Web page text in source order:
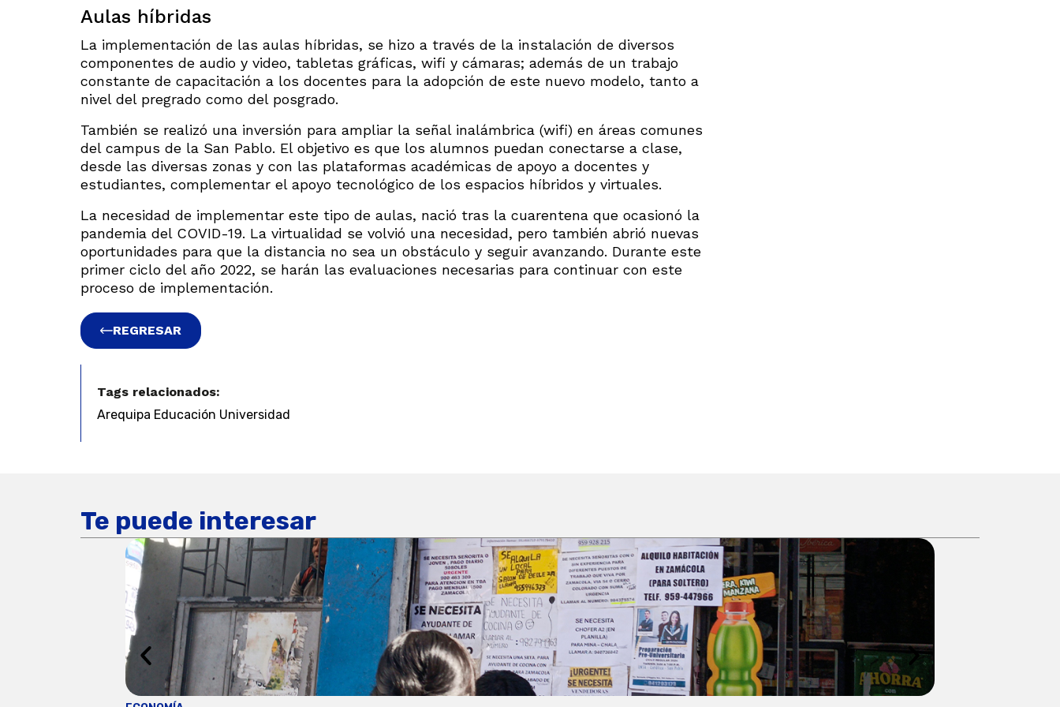
Aulas híbridas
La implementación de las aulas híbridas, se hizo a través de la instalación de diversos
componentes de audio y video, tabletas gráficas, wifi y cámaras; además de un trabajo
constante de capacitación a los docentes para la adopción de este nuevo modelo, tanto a
nivel del pregrado como del posgrado.
También se realizó una inversión para ampliar la señal inalámbrica (wifi) en áreas comunes
del campus de la San Pablo. El objetivo es que los alumnos puedan conectarse a clase,
desde las diversas zonas y con las plataformas académicas de apoyo a docentes y
estudiantes, complementar el apoyo tecnológico de los espacios híbridos y virtuales.
La necesidad de implementar este tipo de aulas, nació tras la cuarentena que ocasionó la
pandemia del COVID-19. La virtualidad se volvió una necesidad, pero también abrió nuevas
oportunidades para que la distancia no sea un obstáculo y seguir avanzando. Durante este
primer ciclo del año 2022, se harán las evaluaciones necesarias para continuar con este
proceso de implementación.
REGRESAR
Tags relacionados:
Arequipa Educación Universidad
Te puede interesar